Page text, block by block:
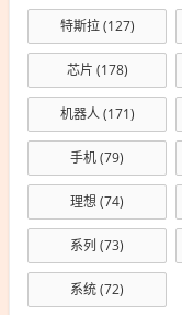
特斯拉(127)
芯片 (178)
机器人(171)
手机(79)
理想(74)
系列 (73)
系统(72)